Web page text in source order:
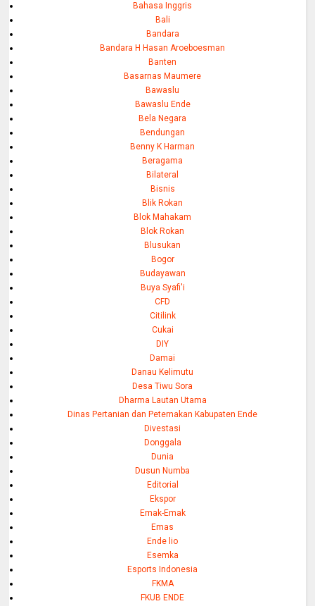
Bahasa Inggris
Bali
Bandara
Bandara H Hasan Aroeboesman
Banten
Basarnas Maumere
Bawaslu
Bawaslu Ende
Bela Negara
Bendungan
Benny K Harman
Beragama
Bilateral
Bisnis
Blik Rokan
Blok Mahakam
Blok Rokan
Blusukan
Bogor
Budayawan
Buya Syafi'i
CFD
Citilink
Cukai
DIY
Damai
Danau Kelimutu
Desa Tiwu Sora
Dharma Lautan Utama
Dinas Pertanian dan Peternakan Kabupaten Ende
Divestasi
Donggala
Dunia
Dusun Numba
Editorial
Ekspor
Emak-Emak
Emas
Ende lio
Esemka
Esports Indonesia
FKMA
FKUB ENDE